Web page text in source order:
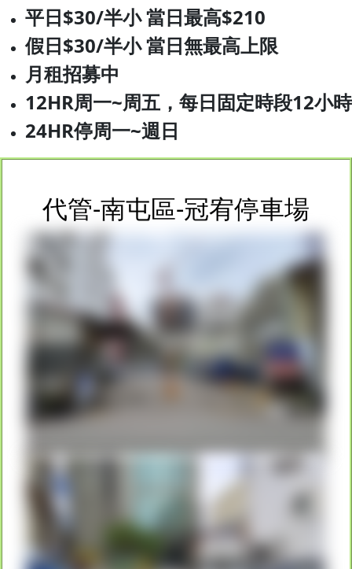
平日$30/半小 當日最高$210
假日$30/半小 當日無最高上限
月租招募中
12HR周一~周五，每日固定時段12小時
24HR停周一~週日
代管-南屯區-冠宥停車場